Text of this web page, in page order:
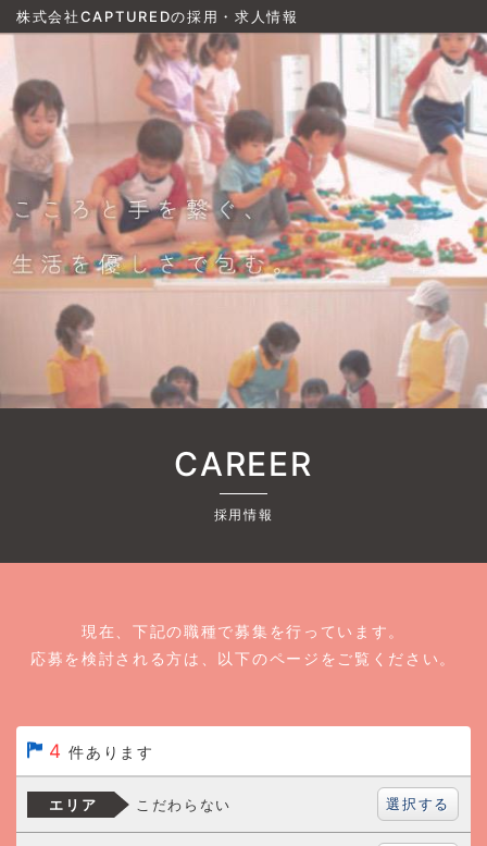
株式会社CAPTUREDの採用・求人情報
CAREER
採用情報
現在、下記の職種で募集を行っています。
応募を検討される方は、以下のページをご覧ください。
4 件あります
エリア こだわらない 選択する